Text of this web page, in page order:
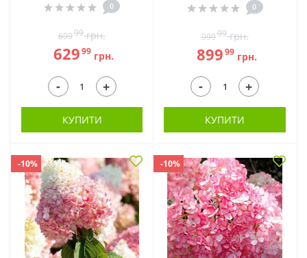
0
69999грн.
62999 грн.
- +
КУПИТИ
0
99999грн.
89999грн.
- +
КУПИТИ
-10% -10%